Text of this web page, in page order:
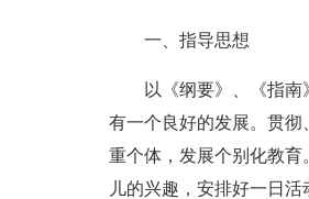
一、指导思想
以《纲要》、《指
有一个良好的发展。贯彻
重个体，发展个别化教
儿的兴趣，安排好一日